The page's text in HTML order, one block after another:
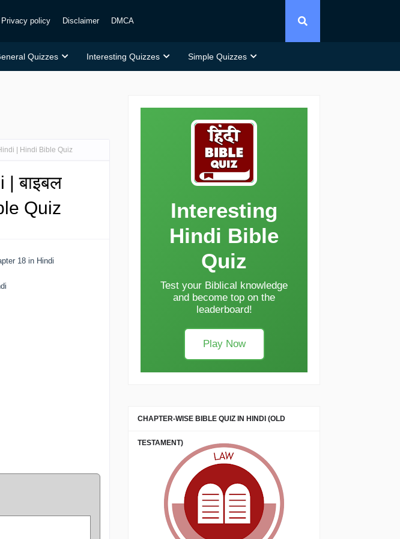
Privacy policy Disclaimer DMCA
Quizzes Interesting Quizzes Simple Quizzes
| Hindi Bible Quiz
बाइबल
Quiz
18 in Hindi
Interesting
Hindi Bible
Quiz
Test your Biblical knowledge
and become top on the
leaderboard!
Play Now
CHAPTER-WISE BIBLE QUIZ IN HINDI (OLD
TESTAMENT)